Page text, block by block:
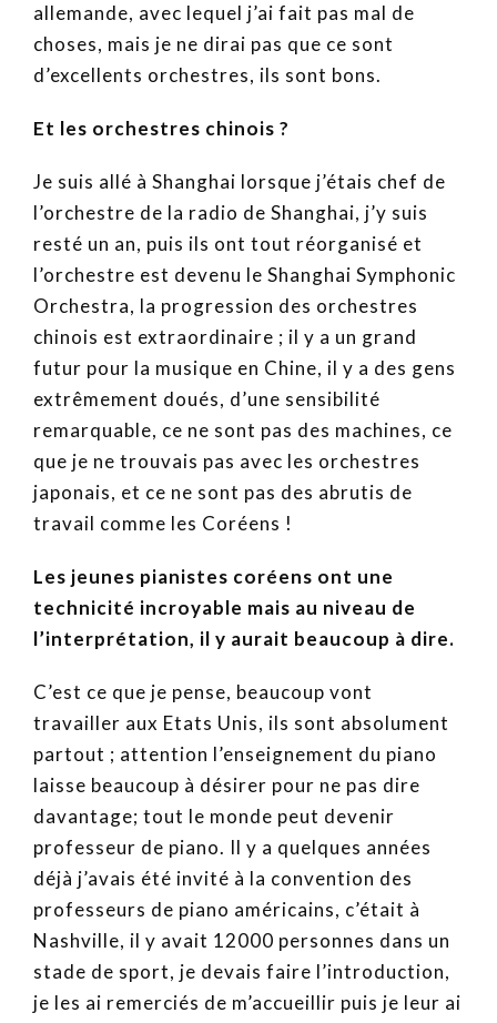
allemande, avec lequel j’ai fait pas mal de
choses, mais je ne dirai pas que ce sont
d’excellents orchestres, ils sont bons.
Et les orchestres chinois ?
Je suis allé à Shanghai lorsque j’étais chef de
l’orchestre de la radio de Shanghai, j’y suis
resté un an, puis ils ont tout réorganisé et
l’orchestre est devenu le Shanghai Symphonic
Orchestra, la progression des orchestres
chinois est extraordinaire ; il y a un grand
futur pour la musique en Chine, il y a des gens
extrêmement doués, d’une sensibilité
remarquable, ce ne sont pas des machines, ce
que je ne trouvais pas avec les orchestres
japonais, et ce ne sont pas des abrutis de
travail comme les Coréens !
Les jeunes pianistes coréens ont une
technicité incroyable mais au niveau de
l’interprétation, il y aurait beaucoup à dire.
C’est ce que je pense, beaucoup vont
travailler aux Etats Unis, ils sont absolument
partout ; attention l’enseignement du piano
laisse beaucoup à désirer pour ne pas dire
davantage; tout le monde peut devenir
professeur de piano. Il y a quelques années
déjà j’avais été invité à la convention des
professeurs de piano américains, c’était à
Nashville, il y avait 12000 personnes dans un
stade de sport, je devais faire l’introduction,
je les ai remerciés de m’accueillir puis je leur ai